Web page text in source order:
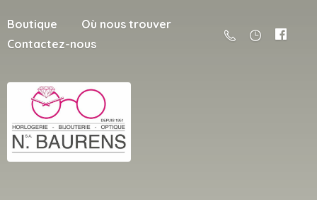
Boutique
Où nous trouver
Contactez-nous